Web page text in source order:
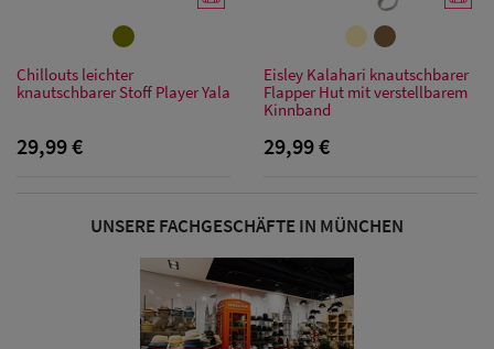
Baseball Caps
Damen UV-
Schutz Caps
Damen
Sonnenschilder
Chillouts leichter
knautschbarer Stoff Player Yala
29,99 €
Eisley Kalahari knautschbarer
Flapper Hut mit verstellbarem
Kinnband
29,99 €
UNSERE FACHGESCHÄFTE IN MÜNCHEN